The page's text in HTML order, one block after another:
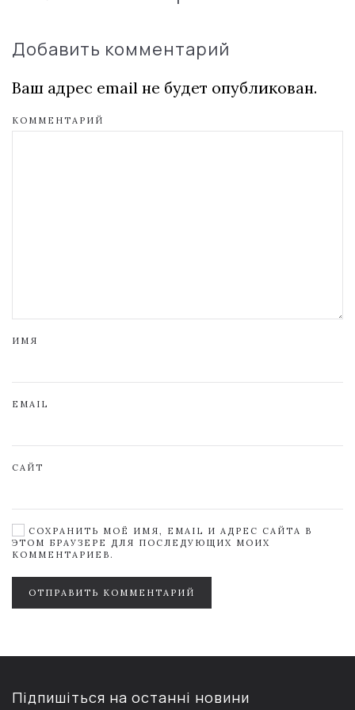
Добавить комментарий
Ваш адрес email не будет опубликован.
КОММЕНТАРИЙ
ИМЯ
EMAIL
САЙТ
СОХРАНИТЬ МОЁ ИМЯ, EMAIL И АДРЕС САЙТА В
ЭТОМ БРАУЗЕРЕ ДЛЯ ПОСЛЕДУЮЩИХ МОИХ
КОММЕНТАРИЕВ.
ОТПРАВИТЬ КОММЕНТАРИЙ
Підпишіться на останні новини